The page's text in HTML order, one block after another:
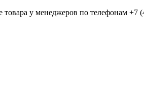
товара у менеджеров по телефонам +7